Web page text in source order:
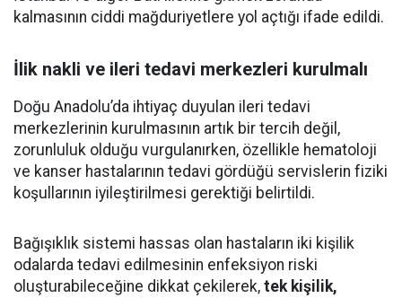
kalmasının ciddi mağduriyetlere yol açtığı ifade edildi.
İlik nakli ve ileri tedavi merkezleri kurulmalı
Doğu Anadolu’da ihtiyaç duyulan ileri tedavi
merkezlerinin kurulmasının artık bir tercih değil,
zorunluluk olduğu vurgulanırken, özellikle hematoloji
ve kanser hastalarının tedavi gördüğü servislerin fiziki
koşullarının iyileştirilmesi gerektiği belirtildi.
Bağışıklık sistemi hassas olan hastaların iki kişilik
odalarda tedavi edilmesinin enfeksiyon riski
oluşturabileceğine dikkat çekilerek, tek kişilik,